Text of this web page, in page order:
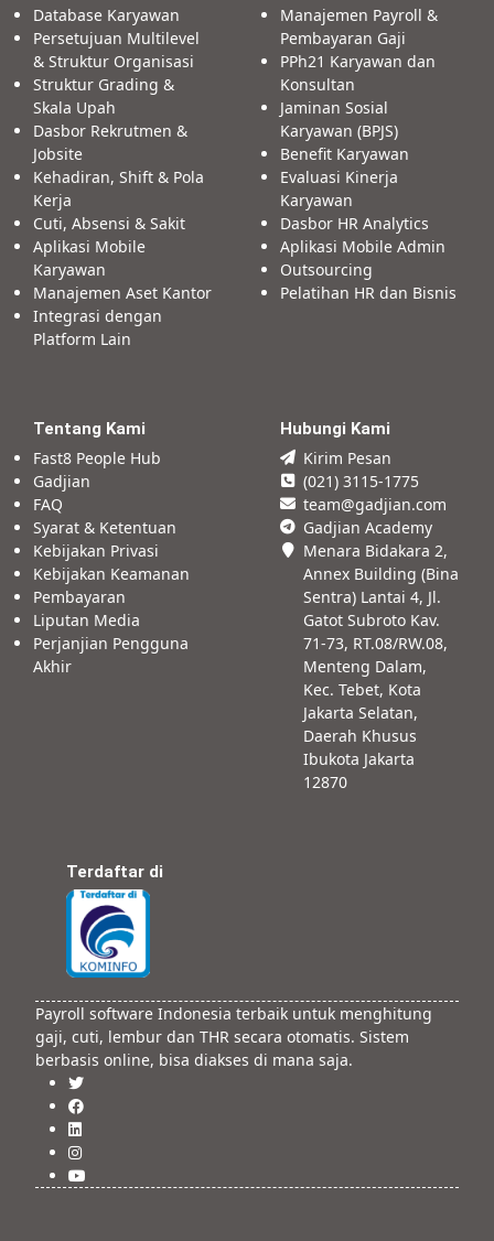
Database Karyawan
Persetujuan Multilevel
& Struktur Organisasi
Struktur Grading &
Skala Upah
Dasbor Rekrutmen &
Jobsite
Kehadiran, Shift & Pola
Kerja
Cuti, Absensi & Sakit
Aplikasi Mobile
Karyawan
Manajemen Aset Kantor
Integrasi dengan
Platform Lain
Manajemen Payroll &
Pembayaran Gaji
PPh21 Karyawan dan
Konsultan
Jaminan Sosial
Karyawan (BPJS)
Benefit Karyawan
Evaluasi Kinerja
Karyawan
Dasbor HR Analytics
Aplikasi Mobile Admin
Outsourcing
Pelatihan HR dan Bisnis
Tentang Kami
Fast8 People Hub
Gadjian
FAQ
Syarat & Ketentuan
Kebijakan Privasi
Kebijakan Keamanan
Pembayaran
Liputan Media
Perjanjian Pengguna
Akhir
Hubungi Kami
Kirim Pesan
(021) 3115-1775
team@gadjian.com
Gadjian Academy
Menara Bidakara 2,
Annex Building (Bina
Sentra) Lantai 4, Jl.
Gatot Subroto Kav.
71-73, RT.08/RW.08,
Menteng Dalam,
Kec. Tebet, Kota
Jakarta Selatan,
Daerah Khusus
Ibukota Jakarta
12870
Terdaftar di
Payroll software Indonesia terbaik untuk menghitung
gaji, cuti, lembur dan THR secara otomatis. Sistem
berbasis online, bisa diakses di mana saja.